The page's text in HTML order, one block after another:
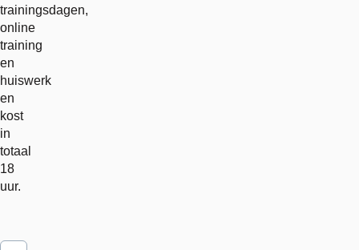
trainingsdagen,
online
training
en
huiswerk
en
kost
in
totaal
18
uur.